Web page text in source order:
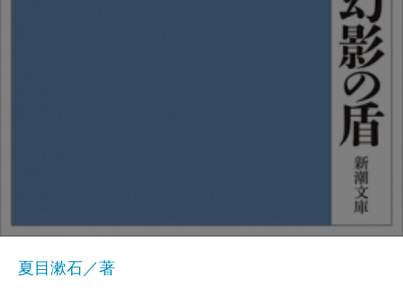
夏目漱石／著